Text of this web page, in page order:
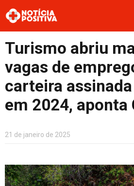
Contato
Turismo abriu
vagas de
carteira
em 2024, aponta
21 de janeiro de 2025